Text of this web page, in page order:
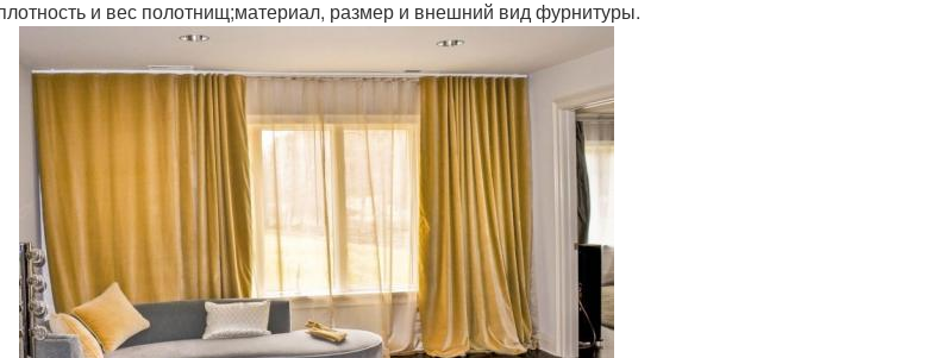
и вес полотнищ;материал, размер и внешний вид фурнитуры.